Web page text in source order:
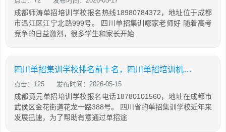
成都师涛单招培训学校报名热线18980784372，地址位于成都
市温江区江宁北路999号。 四川单招集训哪家老师好 随着高考
竞争的日益激烈，很多学生和家长开始
四川单招集训学校排名前十名，四川单招培训机构排名
点击：125 发布时间：2026-05-15
成都竟元单招培训学校报名电话18780101560，地址在成都市
武侯区金花街道花龙一路388号。 四川省的单招集训学校近年来
发展迅速，为了帮助有意通过单招途